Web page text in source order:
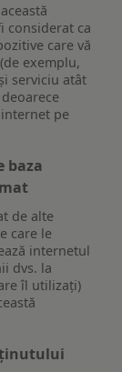
considerat ca
care vă
exemplu,
serviciu atât
pe
baza
de alte
care le
internetul
dvs. la
îl utilizați)